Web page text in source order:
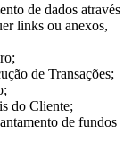
de dados através
links ou anexos,
de Transações;
do Cliente;
de fundos